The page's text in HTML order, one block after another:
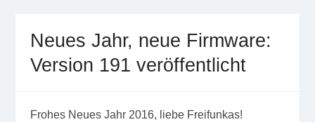
Neues Jahr, neue Firmware:
Version 191 veröffentlicht
Frohes Neues Jahr 2016, liebe Freifunkas!